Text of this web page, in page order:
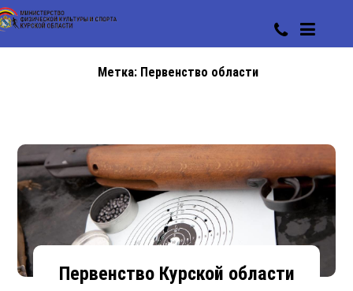
Метка: Первенство области
Первенство Курской области